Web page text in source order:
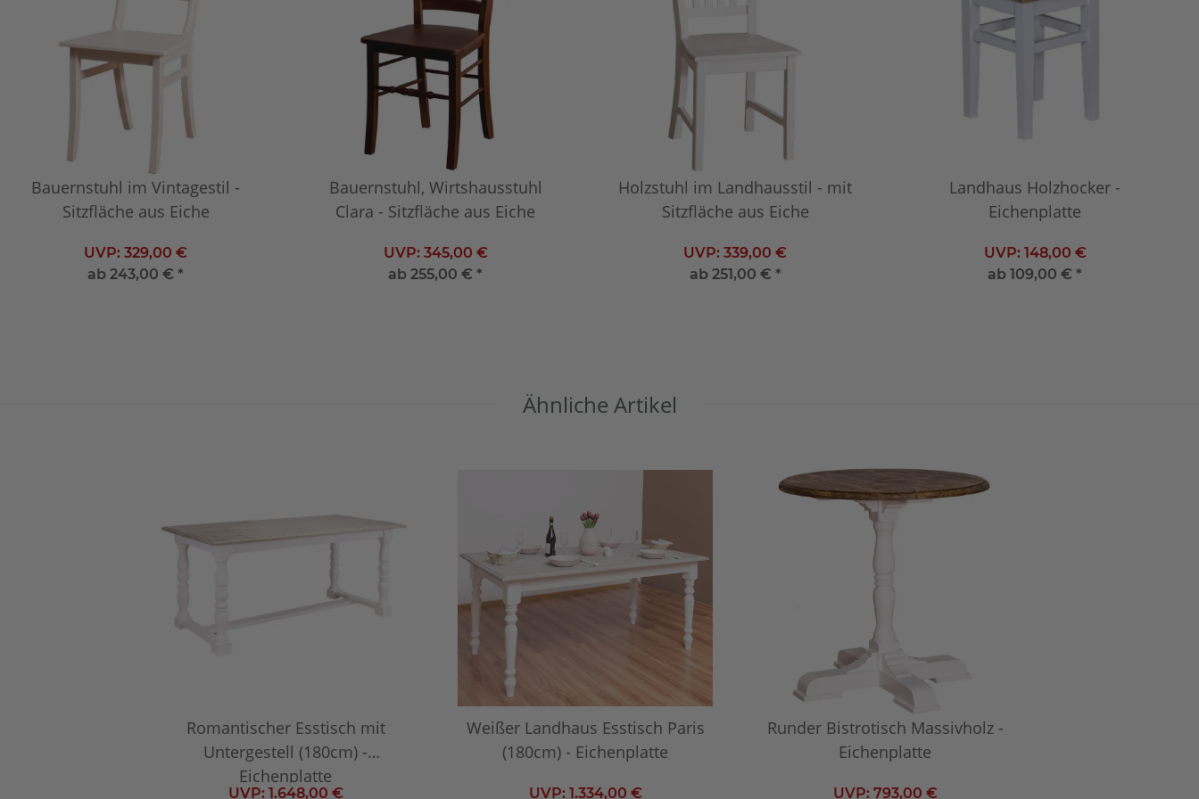
Bauernstuhl im Vintagestil -
Sitzfläche aus Eiche
UVP: 329,00 €
ab 243,00 € *
Bauernstuhl, Wirtshausstuhl
Clara - Sitzfläche aus Eiche
UVP: 345,00 €
ab 255,00 € *
Holzstuhl im Landhausstil - mit
Sitzfläche aus Eiche
UVP: 339,00 €
ab 251,00 € *
Landhaus Holzhocker -
Eichenplatte
UVP: 148,00 €
ab 109,00 € *
Ähnliche Artikel
Romantischer Esstisch mit
Untergestell (180cm) -
Eichenplatte
UVP: 1.648,00 €
Weißer Landhaus Esstisch Paris
(180cm) - Eichenplatte
UVP: 1.334,00 €
Runder Bistrotisch Massivholz -
Eichenplatte
UVP: 793,00 €